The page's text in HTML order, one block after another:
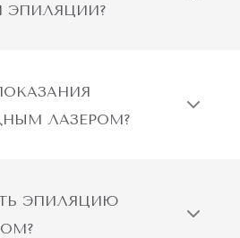
ЛАЗЕРОМ?
ЭПИЛЯЦИЮ